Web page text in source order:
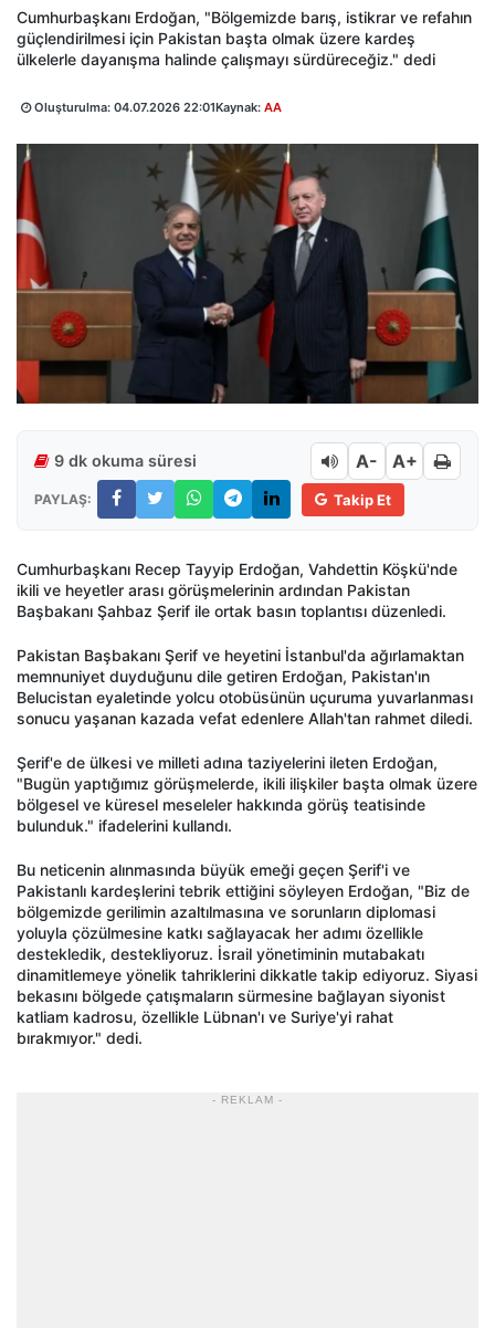
Cumhurbaşkanı Erdoğan, "Bölgemizde barış, istikrar ve refahın
güçlendirilmesi için Pakistan başta olmak üzere kardeş
ülkelerle dayanışma halinde çalışmayı sürdüreceğiz." dedi
Oluşturulma: 04.07.2026 22:01Kaynak: AA
9 dk okuma süresi A- A+
PAYLAŞ: Takip Et
Cumhurbaşkanı Recep Tayyip Erdoğan, Vahdettin Köşkü'nde
ikili ve heyetler arası görüşmelerinin ardından Pakistan
Başbakanı Şahbaz Şerif ile ortak basın toplantısı düzenledi.
Pakistan Başbakanı Şerif ve heyetini İstanbul'da ağırlamaktan
memnuniyet duyduğunu dile getiren Erdoğan, Pakistan'ın
Belucistan eyaletinde yolcu otobüsünün uçuruma yuvarlanması
sonucu yaşanan kazada vefat edenlere Allah'tan rahmet diledi.
Şerif'e de ülkesi ve milleti adına taziyelerini ileten Erdoğan,
"Bugün yaptığımız görüşmelerde, ikili ilişkiler başta olmak üzere
bölgesel ve küresel meseleler hakkında görüş teatisinde
bulunduk." ifadelerini kullandı.
Bu neticenin alınmasında büyük emeği geçen Şerif'i ve
Pakistanlı kardeşlerini tebrik ettiğini söyleyen Erdoğan, "Biz de
bölgemizde gerilimin azaltılmasına ve sorunların diplomasi
yoluyla çözülmesine katkı sağlayacak her adımı özellikle
destekledik, destekliyoruz. İsrail yönetiminin mutabakatı
dinamitlemeye yönelik tahriklerini dikkatle takip ediyoruz. Siyasi
bekasını bölgede çatışmaların sürmesine bağlayan siyonist
katliam kadrosu, özellikle Lübnan'ı ve Suriye'yi rahat
bırakmıyor." dedi.
- REKLAM -